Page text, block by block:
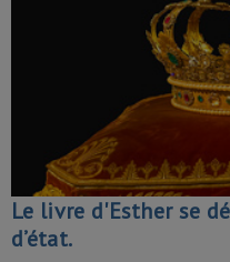
Le livre d'Esther se
d’état.